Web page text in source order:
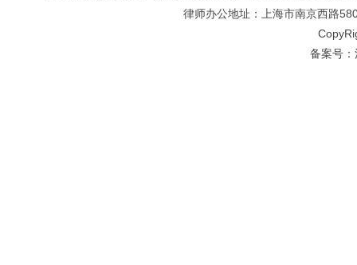
律师办公地址：上海市南京西路
备案号：